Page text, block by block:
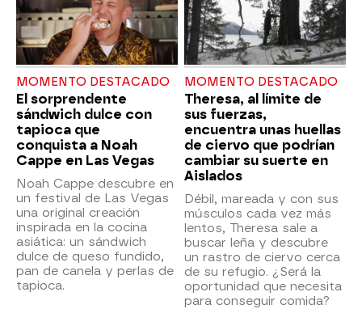
MOMENTO DESTACADO
El sorprendente
sándwich dulce con
tapioca que
conquista a Noah
Cappe en Las Vegas
Noah Cappe descubre en
un festival de Las Vegas
una original creación
inspirada en la cocina
asiática: un sándwich
dulce de queso fundido,
pan de canela y perlas de
tapioca.
MOMENTO DESTACADO
Theresa, al límite de
sus fuerzas,
encuentra unas huellas
de ciervo que podrían
cambiar su suerte en
Aislados
Débil, mareada y con sus
músculos cada vez más
lentos, Theresa sale a
buscar leña y descubre
un rastro de ciervo cerca
de su refugio. ¿Será la
oportunidad que necesita
para conseguir comida?